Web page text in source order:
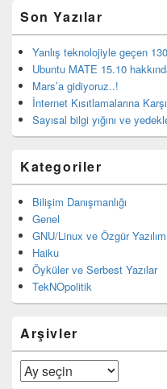
Son Yazılar
Yanlış teknolojiyle geçen
Ubuntu MATE 15.10
Mars’a gidiyoruz..!
İnternet Kısıtlamalarına
Sayısal bilgi yığını ve
Kategoriler
Bilişim Danışmanlığı
Genel
GNU/Linux ve Özgür Yazılım
Haiku
Öyküler ve Serbest Yazılar
TekNOpolitik
Arşivler
Arşivler